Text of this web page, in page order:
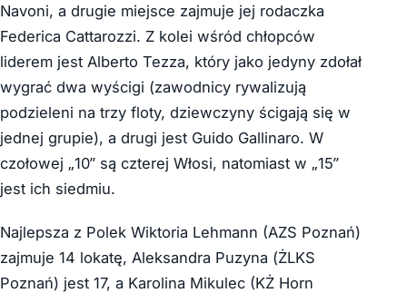
Navoni, a drugie miejsce zajmuje jej rodaczka
Federica Cattarozzi. Z kolei wśród chłopców
liderem jest Alberto Tezza, który jako jedyny zdołał
wygrać dwa wyścigi (zawodnicy rywalizują
podzieleni na trzy floty, dziewczyny ścigają się w
jednej grupie), a drugi jest Guido Gallinaro. W
czołowej „10” są czterej Włosi, natomiast w „15”
jest ich siedmiu.
Najlepsza z Polek Wiktoria Lehmann (AZS Poznań)
zajmuje 14 lokatę, Aleksandra Puzyna (ŻLKS
Poznań) jest 17, a Karolina Mikulec (KŻ Horn